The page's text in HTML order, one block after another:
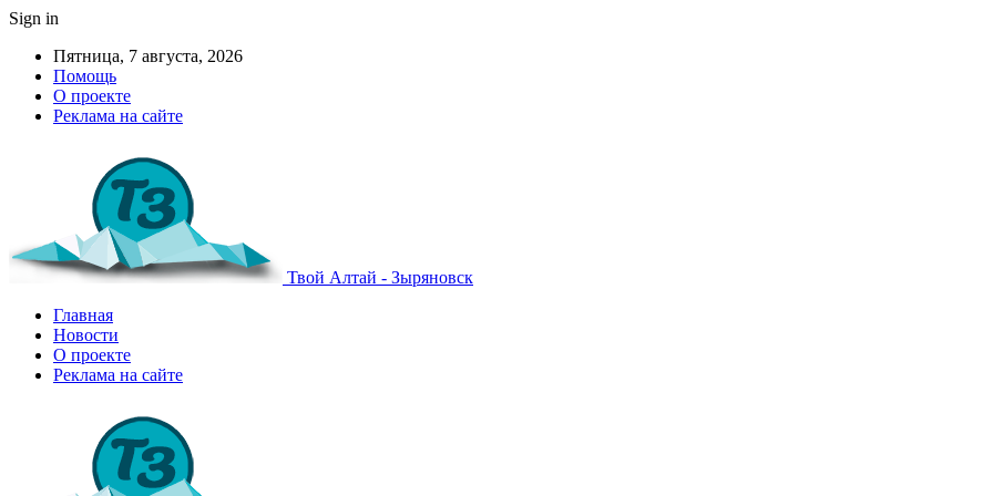
Sign in
Пятница, 7 августа, 2026
Помощь
О проекте
Реклама на сайте
Твой Алтай - Зыряновск
Главная
Новости
О проекте
Реклама на сайте